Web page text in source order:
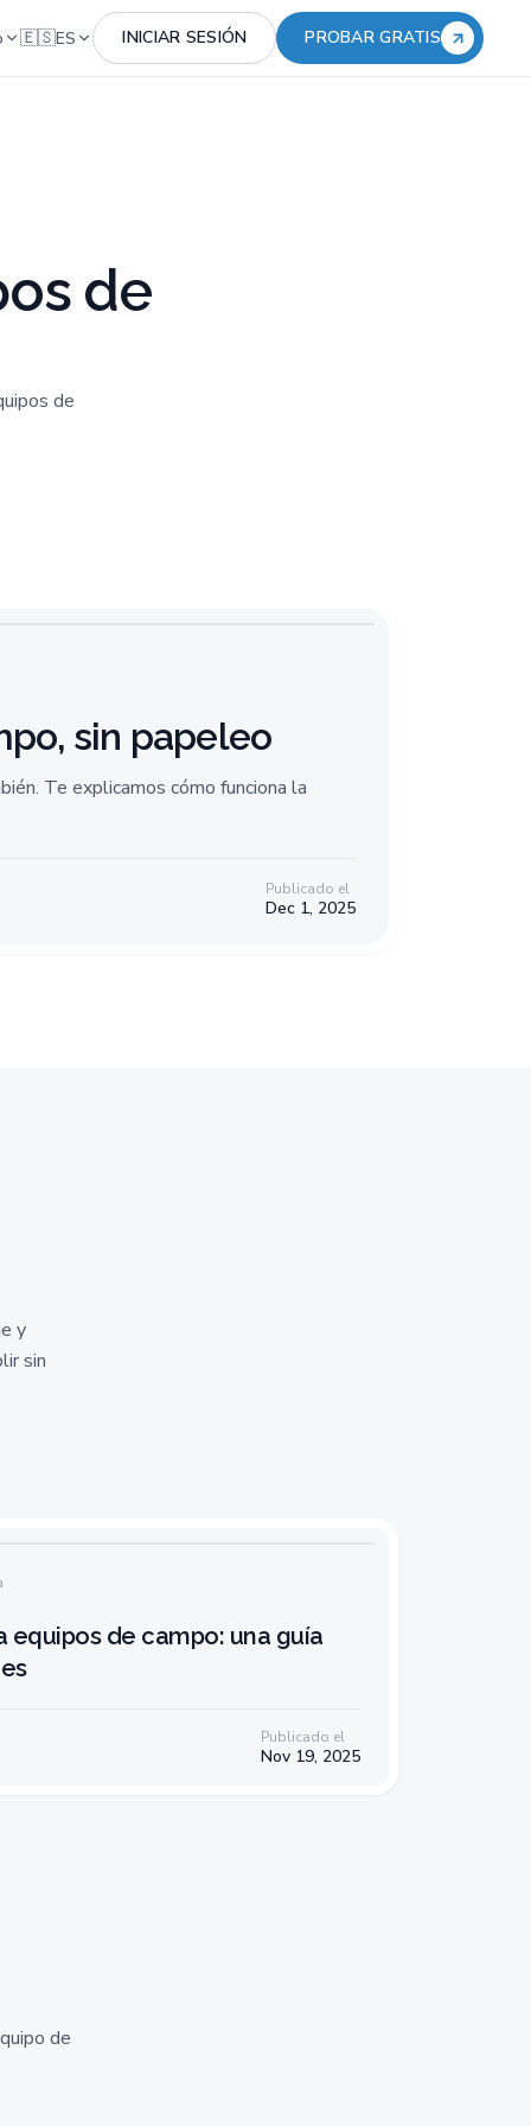
🇪🇸ES INICIAR SESIÓN PROBAR GRATIS
de
de
sin papeleo
Te explicamos cómo funciona la
Publicado el
Dec 1, 2025
y
sin
equipos de campo: una guía
Publicado el
Nov 19, 2025
de